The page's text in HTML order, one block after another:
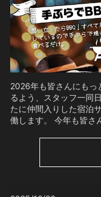
2026年も皆さんにもっ
るよう、スタッフ一同
たに仲間入りした宿泊
働します。 今年も皆